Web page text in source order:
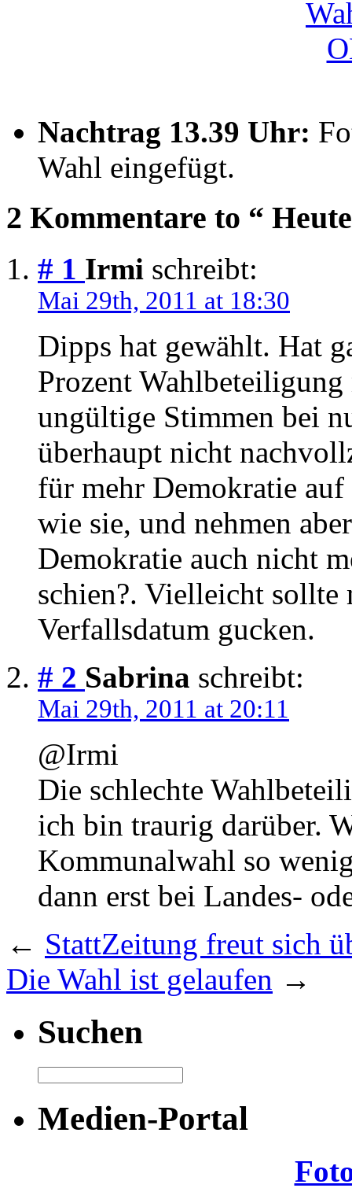
Nachtrag 13.39 Uhr:
Wahl eingefügt.
2 Kommentare to “
# 1 Irmi schreibt:
Mai 29th, 2011 at 18:30
Dipps hat gewählt. Hat
Prozent
ungültige Stimmen bei
überhaupt nicht
für mehr Demokratie auf
wie sie, und nehmen
Demokratie auch nicht
schien?. Vielleicht sollte
Verfallsdatum gucken.
# 2 Sabrina schreibt:
Mai 29th, 2011 at 20:11
@Irmi
Die schlechte
ich bin traurig darüber.
Kommunalwahl so
dann erst bei Landes-
← StattZeitung freut sich
Die Wahl ist gelaufen →
Suchen
Medien-Portal